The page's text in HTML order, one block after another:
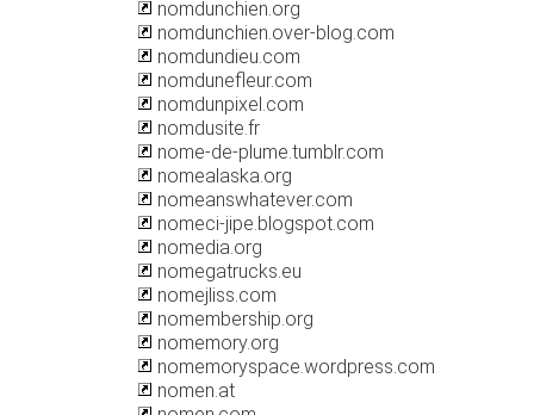
nomdunchien.org
nomdunchien.over-blog.com
nomdundieu.com
nomdunefleur.com
nomdunpixel.com
nomdusite.fr
nome-de-plume.tumblr.com
nomealaska.org
nomeanswhatever.com
nomeci-jipe.blogspot.com
nomedia.org
nomegatrucks.eu
nomejliss.com
nomembership.org
nomemory.org
nomemoryspace.wordpress.com
nomen.at